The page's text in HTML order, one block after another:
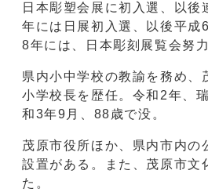
日本彫塑会展に初入選、以後
年には日展初入選、以後平成
8年には、日本彫刻展覧会努力
県内小中学校の教諭を務め、
小学校長を歴任。令和2年、
和3年9月、88歳で没。
茂原市役所ほか、県内市内の
設置がある。また、茂原市文
た。